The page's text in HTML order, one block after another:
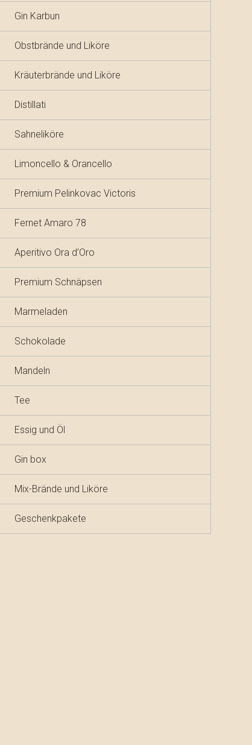
Gin Karbun
Obstbrände und Liköre
Kräuterbrände und Liköre
Distillati
Sahneliköre
Limoncello & Orancello
Premium Pelinkovac Victoris
Fernet Amaro 78
Aperitivo Ora d’Oro
Premium Schnäpsen
Marmeladen
Schokolade
Mandeln
Tee
Essig und Öl
Gin box
Mix-Brände und Liköre
Geschenkpakete